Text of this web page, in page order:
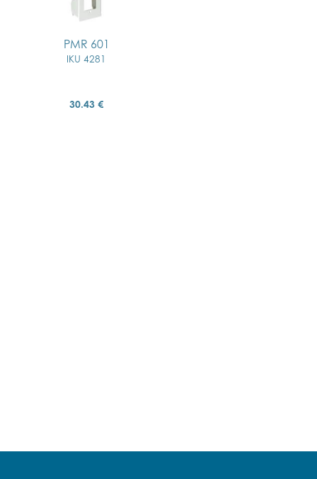
PMR 601
IKU 4281
30.43 €